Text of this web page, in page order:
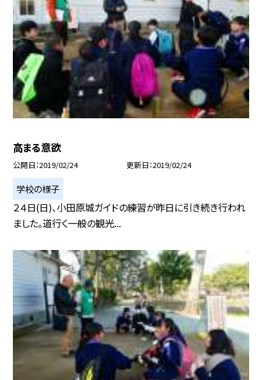
高まる意欲
公開日 2019/02/24 更新日 2019/02/24
学校の様子
２４日(日)、小田原城ガイドの練習が昨日に引き続き行われ
ました。道行く一般の観光...